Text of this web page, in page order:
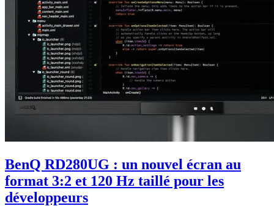
BenQ RD280UG : un nouvel écran au
format 3:2 et 120 Hz taillé pour les
développeurs